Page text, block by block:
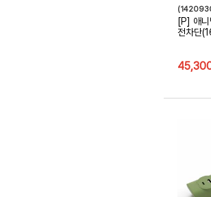
[P] 애
전차단